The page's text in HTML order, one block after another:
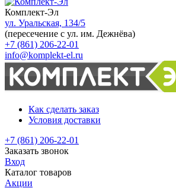
Комплект-Эл
ул. Уральская, 134/5
(пересечение с ул. им. Дежнёва)
+7 (861) 206-22-01
info@komplekt-el.ru
Как сделать заказ
Условия доставки
+7 (861) 206-22-01
Заказать звонок
Вход
Каталог товаров
Акции